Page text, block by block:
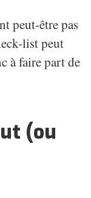
peut-être pas
list peut
à faire part de
(ou